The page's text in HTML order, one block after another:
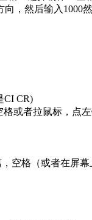
，然后输入1000
CI CR)
或者拉鼠标，点
空格（或者在屏